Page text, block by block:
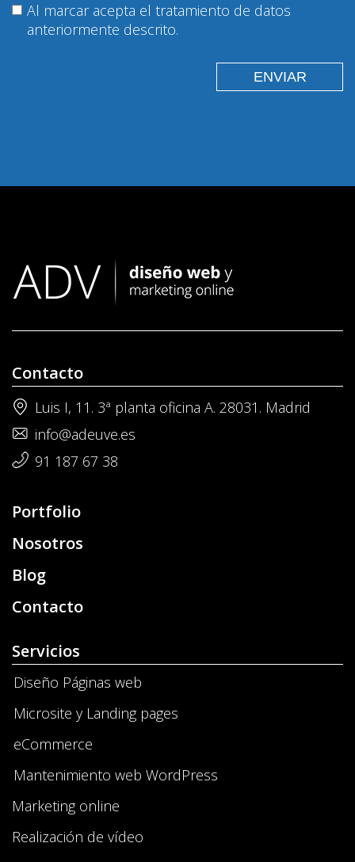
Al marcar acepta el tratamiento de datos
anteriormente descrito.
Contacto
Luis I, 11. 3ª planta oficina A. 28031. Madrid
info@adeuve.es
91 187 67 38
Portfolio
Nosotros
Blog
Contacto
Servicios
Diseño Páginas web
Microsite y Landing pages
eCommerce
Mantenimiento web WordPress
Marketing online
Realización de vídeo